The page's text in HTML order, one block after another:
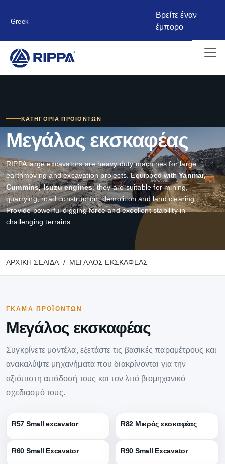
Greek
Βρείτε έναν
έμπορο
ΚΑΤΗΓΟΡΊΑ ΠΡΟΪΌΝΤΩΝ
Μεγάλος εκσκαφέας
RIPPA large excavators are heavy duty machines for large
earthmoving and excavation projects. Equipped withYanmar,
Cummins, Isuzu engines, they are suitable for mining,
quarrying, road construction, demolition and land clearing.
Provide powerful digging force and excellent stability in
challenging terrains.
ΑΡΧΙΚΉ ΣΕΛΊΔΑ ΜΕΓΆΛΟΣ ΕΚΣΚΑΦΈΑΣ
ΓΚΆΜΑ ΠΡΟΪΌΝΤΩΝ
Μεγάλος εκσκαφέας
Συγκρίνετε μοντέλα, εξετάστε τις βασικές παραμέτρους και
ανακαλύψτε μηχανήματα που διακρίνονται για την
αξιόπιστη απόδοσή τους και τον λιτό βιομηχανικό
σχεδιασμό τους.
R57 Small excavator R82 Μικρός εκσκαφέας
R60 Small Excavator R90 Small Excavator